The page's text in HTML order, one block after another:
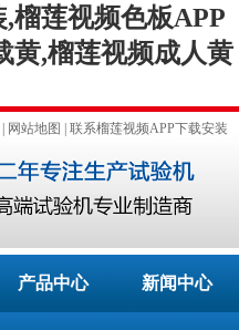
榴莲视频色板APP
黄,榴莲视频成人黄
网站地图 联系榴莲视频APP下载安装
产品中心 新闻中心